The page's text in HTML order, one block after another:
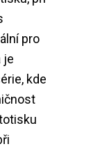
pro
je
kde